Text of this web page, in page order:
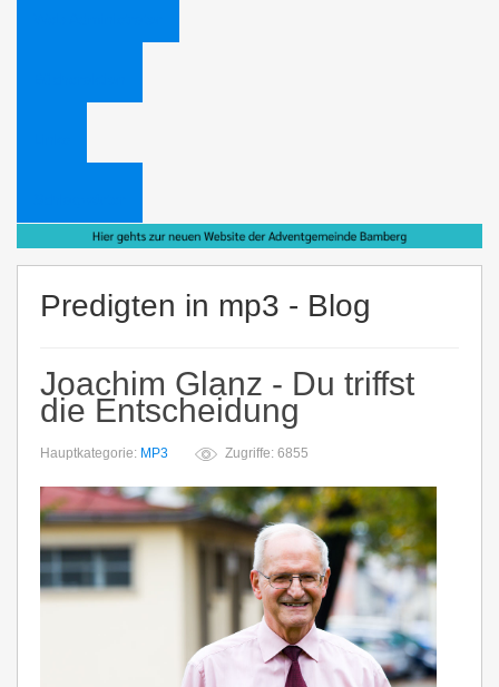
Predigten in mp3 - Blog
Joachim Glanz - Du triffst
die Entscheidung
Hauptkategorie: MP3 Zugriffe: 6855